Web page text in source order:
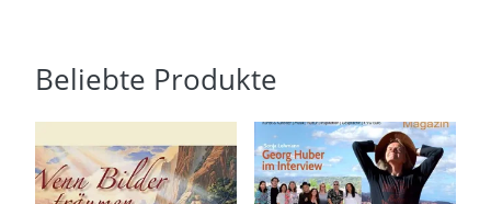
Beliebte Produkte